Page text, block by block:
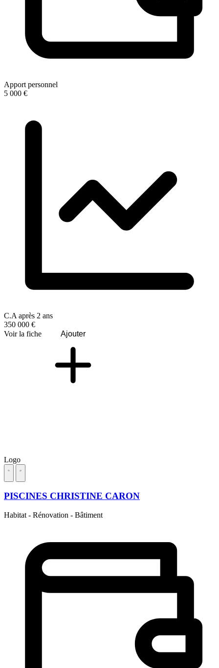
Apport personnel
5 000 €
C.A après 2 ans
350 000 €
Voir la fiche
Ajouter
Logo
PISCINES CHRISTINE CARON
Habitat - Rénovation - Bâtiment